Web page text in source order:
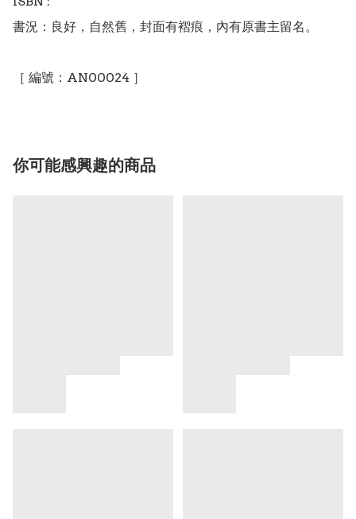
書況：良好，自然舊，封面有褶痕，內有原書主留名。
［ 編號：AN00024 ］
你可能感興趣的商品